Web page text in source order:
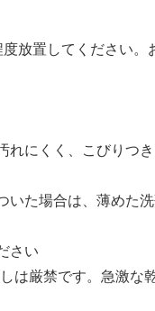
放置してください。
れにくく、こびりつ
た場合は、薄めた
さい
は厳禁です。急激な